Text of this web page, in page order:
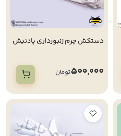
دستکش چرم زنبورداری پادنیش
500,000تومان